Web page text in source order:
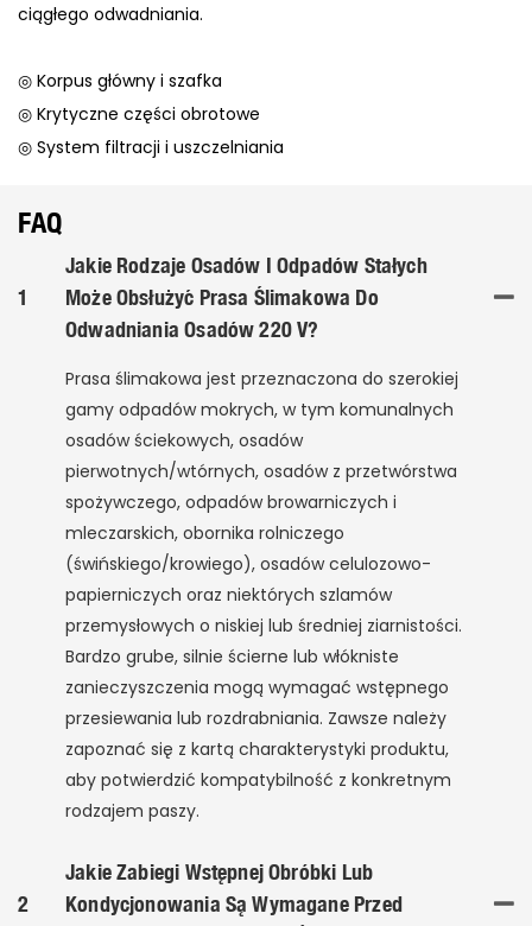
ciągłego odwadniania.
◎ Korpus główny i szafka
◎ Krytyczne części obrotowe
◎ System filtracji i uszczelniania
FAQ
1
Jakie Rodzaje Osadów I Odpadów Stałych
Może Obsłużyć Prasa Ślimakowa Do
Odwadniania Osadów 220 V?
Prasa ślimakowa jest przeznaczona do szerokiej
gamy odpadów mokrych, w tym komunalnych
osadów ściekowych, osadów
pierwotnych/wtórnych, osadów z przetwórstwa
spożywczego, odpadów browarniczych i
mleczarskich, obornika rolniczego
(świńskiego/krowiego), osadów celulozowo-
papierniczych oraz niektórych szlamów
przemysłowych o niskiej lub średniej ziarnistości.
Bardzo grube, silnie ścierne lub włókniste
zanieczyszczenia mogą wymagać wstępnego
przesiewania lub rozdrabniania. Zawsze należy
zapoznać się z kartą charakterystyki produktu,
aby potwierdzić kompatybilność z konkretnym
rodzajem paszy.
2
Jakie Zabiegi Wstępnej Obróbki Lub
Kondycjonowania Są Wymagane Przed